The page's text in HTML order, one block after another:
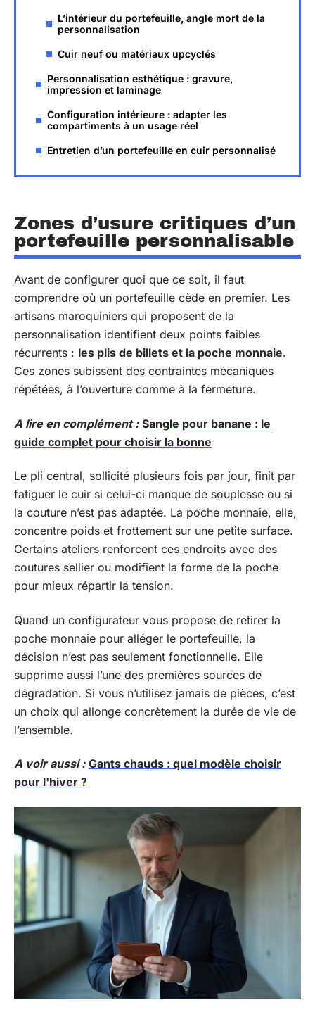
L’intérieur du portefeuille, angle mort de la
personnalisation
Cuir neuf ou matériaux upcyclés
Personnalisation esthétique : gravure,
impression et laminage
Configuration intérieure : adapter les
compartiments à un usage réel
Entretien d’un portefeuille en cuir personnalisé
Zones d’usure critiques d’un
portefeuille personnalisable
Avant de configurer quoi que ce soit, il faut
comprendre où un portefeuille cède en premier. Les
artisans maroquiniers qui proposent de la
personnalisation identifient deux points faibles
récurrents : les plis de billets et la poche monnaie.
Ces zones subissent des contraintes mécaniques
répétées, à l’ouverture comme à la fermeture.
A lire en complément : Sangle pour banane : le
guide complet pour choisir la bonne
Le pli central, sollicité plusieurs fois par jour, finit par
fatiguer le cuir si celui-ci manque de souplesse ou si
la couture n’est pas adaptée. La poche monnaie, elle,
concentre poids et frottement sur une petite surface.
Certains ateliers renforcent ces endroits avec des
coutures sellier ou modifient la forme de la poche
pour mieux répartir la tension.
Quand un configurateur vous propose de retirer la
poche monnaie pour alléger le portefeuille, la
décision n’est pas seulement fonctionnelle. Elle
supprime aussi l’une des premières sources de
dégradation. Si vous n’utilisez jamais de pièces, c’est
un choix qui allonge concrètement la durée de vie de
l’ensemble.
A voir aussi : Gants chauds : quel modèle choisir
pour l'hiver ?